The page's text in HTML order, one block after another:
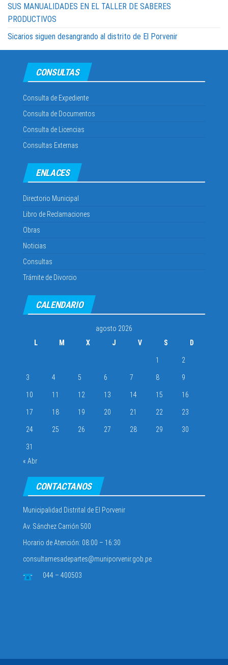
SUS MANUALIDADES EN EL TALLER DE SABERES
PRODUCTIVOS
Sicarios siguen desangrando al distrito de El Porvenir
CONSULTAS
Consulta de Expediente
Consulta de Documentos
Consulta de Licencias
Consultas Externas
ENLACES
Directorio Municipal
Libro de Reclamaciones
Obras
Noticias
Consultas
Trámite de Divorcio
CALENDARIO
agosto 2026
L
M X J V S D
1 2
3 4 5 6 7 8 9
10 11 12 13 14 15 16
17 18 19 20 21 22 23
24 25 26 27 28 29 30
31
« Abr
CONTACTANOS
Municipalidad Distrital de El Porvenir
Av. Sánchez Carrión 500
Horario de Atención: 08:00 – 16:30
consultamesadepartes@muniporvenir.gob.pe
044 – 400503